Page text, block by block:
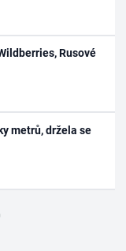
Rusové
metrů, držela se